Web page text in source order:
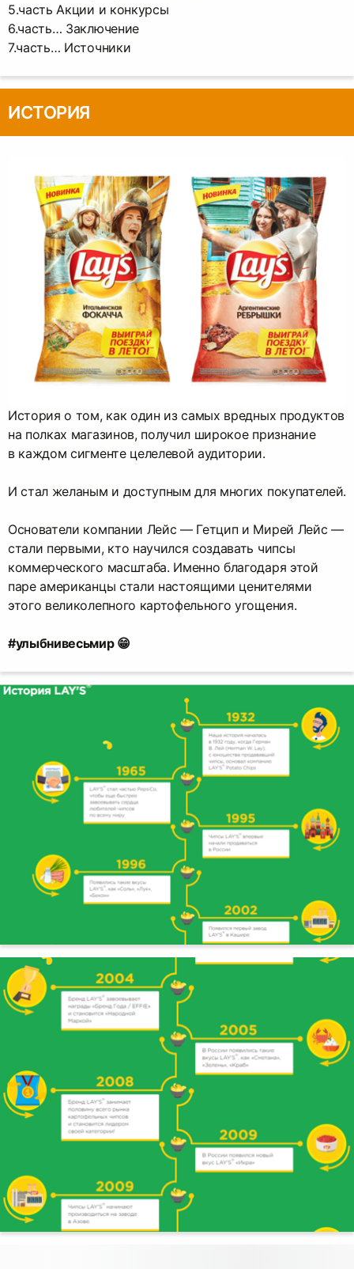
5.часть Акции и конкурсы
6.часть… Заключение
7.часть… Источники
ИСТОРИЯ
История о том, как один из самых вредных продуктов
на полках магазинов, получил широкое признание
в каждом сигменте целелевой аудитории.
И стал желаным и доступным для многих покупателей.
Основатели компании Лейс — Гетцип и Мирей Лейс —
стали первыми, кто научился создавать чипсы
коммерческого масштаба. Именно благодаря этой
паре американцы стали настоящими ценителями
этого великолепного картофельного угощения.
#улыбнивесьмир 😁